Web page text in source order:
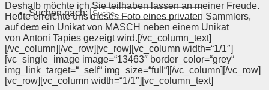
Suchen nach:
Deshalb möchte ich Sie teilhaben lassen an meiner Freude.
Heute erreichte uns dieses Foto eines privaten Sammlers,
auf dem ein Unikat von MASCH neben einem Unikat
von Antoni Tapies gezeigt wird.[/vc_column_text]
[/vc_column][/vc_row][vc_row][vc_column width=“1/1″]
[vc_single_image image=“13463″ border_color=“grey“
img_link_target=“_self“ img_size=“full“][/vc_column][/vc_row]
[vc_row][vc_column width=“1/1″][vc_column_text]